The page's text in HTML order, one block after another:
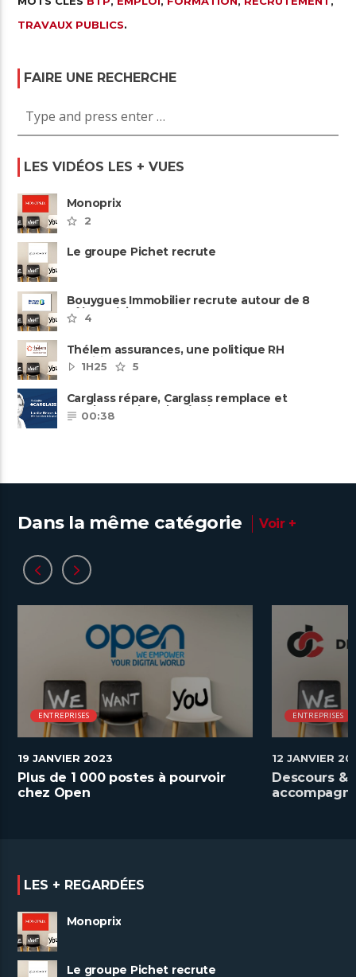
TRAVAUX PUBLICS.
FAIRE UNE RECHERCHE
LES VIDÉOS LES + VUES
Monoprix
2
Le groupe Pichet recrute
Bouygues Immobilier recrute autour de 8
pôles métiers
4
Thélem assurances, une politique RH
ambitieuse
1H25 5
Carglass répare, Carglass remplace et
Carglass embauche également.
00:38
Dans la même catégorie Voir +
ENTREPRISES
19 JANVIER 2023
Plus de 1 000 postes à pourvoir
chez Open
ENTREPRISES
12 JANVIER
Descours &
LES + REGARDÉES
Monoprix
Le groupe Pichet recrute